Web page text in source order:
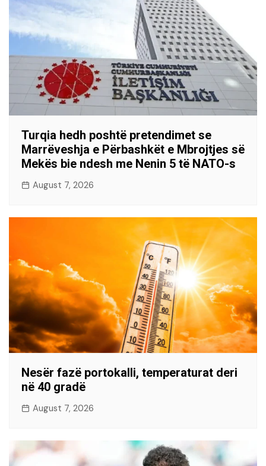
Turqia hedh poshtë pretendimet se
Marrëveshja e Përbashkët e Mbrojtjes së
Mekës bie ndesh me Nenin 5 të NATO-s
August 7, 2026
Nesër fazë portokalli, temperaturat deri
në 40 gradë
August 7, 2026